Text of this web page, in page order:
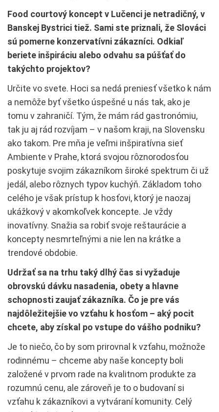
Food courtový koncept v Lučenci je netradičný, v
Banskej Bystrici tiež. Sami ste priznali, že Slováci
sú pomerne konzervatívni zákazníci. Odkiaľ
beriete inšpiráciu alebo odvahu sa púšťať do
takýchto projektov?
Určite vo svete. Hoci sa nedá preniesť všetko k nám
a nemôže byť všetko úspešné u nás tak, ako je
tomu v zahraničí. Tým, že mám rád gastronómiu,
tak ju aj rád rozvíjam – v našom kraji, na Slovensku
ako takom. Pre mňa je veľmi inšpiratívna sieť
Ambiente v Prahe, ktorá svojou rôznorodosťou
poskytuje svojim zákazníkom široké spektrum či už
jedál, alebo rôznych typov kuchýň. Základom toho
celého je však prístup k hosťovi, ktorý je naozaj
ukážkový v akomkoľvek koncepte. Je vždy
inovatívny. Snažia sa robiť svoje reštaurácie a
koncepty nesmrteľnými a nie len na krátke a
trendové obdobie.
Udržať sa na trhu taký dlhý čas si vyžaduje
obrovskú dávku nasadenia, obety a hlavne
schopnosti zaujať zákazníka. Čo je pre vás
najdôležitejšie vo vzťahu k hosťom – aký pocit
chcete, aby získal po vstupe do vášho podniku?
Je to niečo, čo by som prirovnal k vzťahu, možnože
rodinnému – chceme aby naše koncepty boli
založené v prvom rade na kvalitnom produkte za
rozumnú cenu, ale zároveň je to o budovaní si
vzťahu k zákazníkovi a vytváraní komunity. Celý